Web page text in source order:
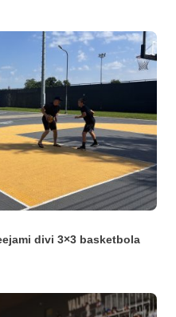
divi 3×3 basketbola